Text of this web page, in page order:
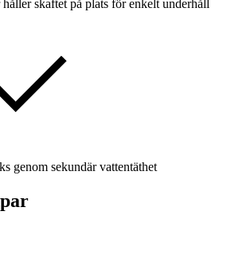
skaftet på plats för enkelt underhåll
genom sekundär vattentäthet